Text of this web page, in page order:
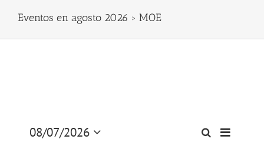
Eventos en agosto 2026 › MOE
Navegación
Buscar
Mes
08/07/2026